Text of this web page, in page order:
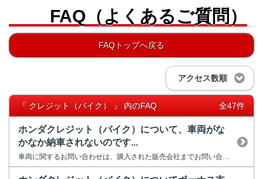
FAQ（よくあるご質問）
FAQトップへ戻る
アクセス数順
『 クレジット（バイク） 』 内のFAQ 全47件
ホンダクレジット（バイク）について、車両がな
かなか納車されないのです...